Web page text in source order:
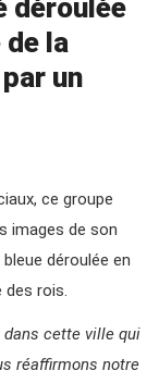
déroulée
la
un
ce groupe
images de son
déroulée en
des rois.
cette ville qui
réaffirmons notre